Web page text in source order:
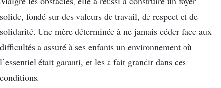
solide, fondé sur des valeurs de travail, de respect et de
solidarité. Une mère déterminée à ne jamais céder face aux
difficultés a assuré à ses enfants un environnement où
l’essentiel était garanti, et les a fait grandir dans ces
conditions.